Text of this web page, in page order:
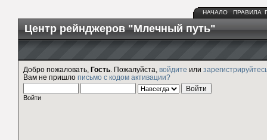
НАЧАЛО ПРАВИЛА
Центр рейнджеров "Млечный путь"
Добро пожаловать, Гость . Пожалуйста, войдите или
Вам не пришло письмо с кодом активации?
Войти